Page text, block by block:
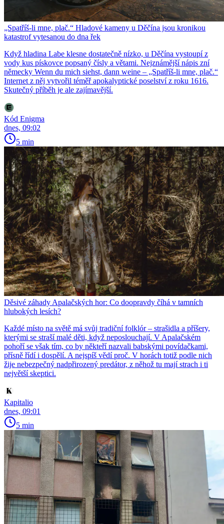
„Spatříš-li mne, plač.“ Hladové kameny u Děčína jsou kronikou
katastrof vytesanou do dna řek
Když hladina Labe klesne dostatečně nízko, u Děčína vystoupí z
vody kus pískovce popsaný čísly a větami. Nejznámější nápis zní
německy Wenn du mich siehst, dann weine – „Spatříš-li mne, plač.“
Internet z něj vytvořil téměř apokalyptické poselství z roku 1616.
Skutečný příběh je ale zajímavější.
Kód Enigma
dnes, 09:02
5 min
Děsivé záhady Apalačských hor: Co doopravdy číhá v tamních
hlubokých lesích?
Každé místo na světě má svůj tradiční folklór – strašidla a příšery,
kterými se straší malé děti, když neposlouchají. V Apalačském
pohoří se však tím, co by někteří nazvali babskými povídačkami,
přísně řídí i dospělí. A nejspíš vědí proč. V horách totiž podle nich
žije nebezpečný nadpřirozený predátor, z něhož tu mají strach i ti
největší skeptici.
Kapitalio
dnes, 09:01
5 min